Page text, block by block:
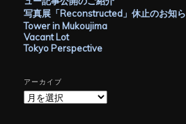
写真展「Reconstructed」休止のお知
Tower in Mukoujima
Vacant Lot
Tokyo Perspective
アーカイブ
ア
ー